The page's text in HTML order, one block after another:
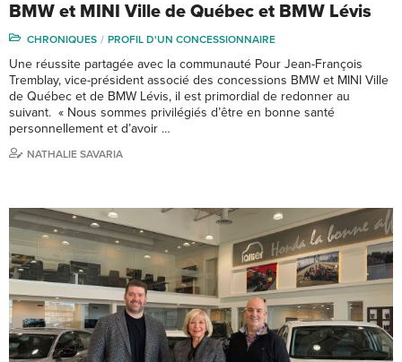
BMW et MINI Ville de Québec et BMW Lévis
CHRONIQUES PROFIL D'UN CONCESSIONNAIRE
Une réussite partagée avec la communauté Pour Jean-François
Tremblay, vice-président associé des concessions BMW et MINI Ville
de Québec et de BMW Lévis, il est primordial de redonner au
suivant. « Nous sommes privilégiés d’être en bonne santé
personnellement et d’avoir …
NATHALIE SAVARIA